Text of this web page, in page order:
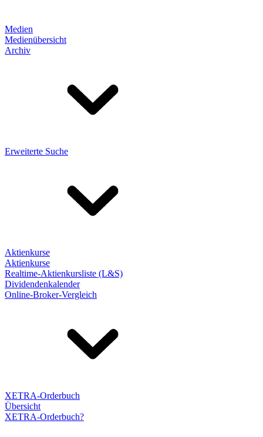
Medien
Medienübersicht
Archiv
Erweiterte Suche
Aktienkurse
Aktienkurse
Realtime-Aktienkursliste (L&S)
Dividendenkalender
Online-Broker-Vergleich
XETRA-Orderbuch
Übersicht
XETRA-Orderbuch?